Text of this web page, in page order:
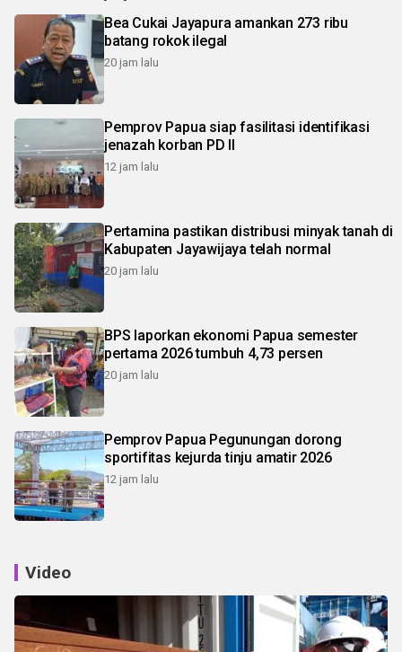
Bea Cukai Jayapura amankan 273 ribu
batang rokok ilegal
20 jam lalu
Pemprov Papua siap fasilitasi identifikasi
jenazah korban PD II
12 jam lalu
Pertamina pastikan distribusi minyak tanah di
Kabupaten Jayawijaya telah normal
20 jam lalu
BPS laporkan ekonomi Papua semester
pertama 2026 tumbuh 4,73 persen
20 jam lalu
Pemprov Papua Pegunungan dorong
sportifitas kejurda tinju amatir 2026
12 jam lalu
Video